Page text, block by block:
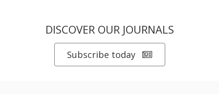
DISCOVER OUR JOURNALS
Subscribe today